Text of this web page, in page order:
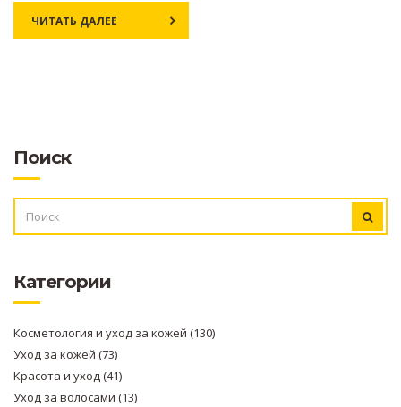
ЧИТАТЬ ДАЛЕЕ
Поиск
Категории
Косметология и уход за кожей (130)
Уход за кожей (73)
Красота и уход(41)
Уход за волосами (13)